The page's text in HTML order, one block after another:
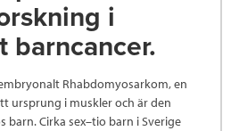
i
barncancer.
Rhabdomyosarkom, en
ursprung i muskler och är den
Cirka sex–tio barn i Sverige